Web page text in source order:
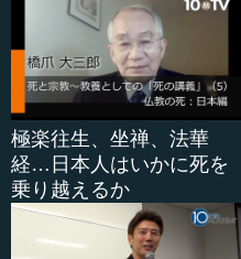
極楽往生、坐禅、法華
経…日本人はいかに死を
乗り越えるか